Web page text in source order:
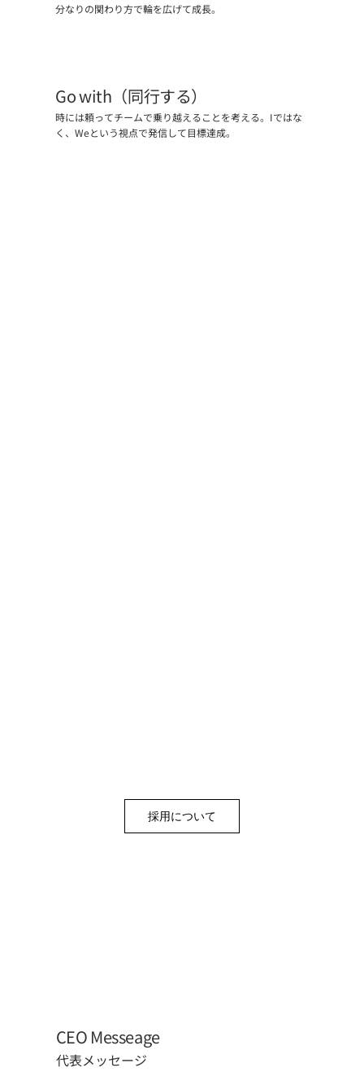
CEO Messeage
代表メッセージ
分なりの関わり方で輪を広げて成長。
Go with（同行する）
時には頼ってチームで乗り越えることを考える。Iではな
く、Weという視点で発信して目標達成。
採用について